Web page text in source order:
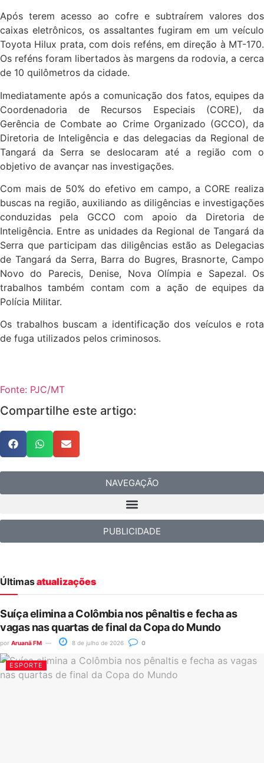
Após terem acesso ao cofre e subtraírem valores dos
caixas eletrônicos, os assaltantes fugiram em um veículo
Toyota Hilux prata, com dois reféns, em direção à MT-170.
Os reféns foram libertados às margens da rodovia, a cerca
de 10 quilômetros da cidade.
Imediatamente após a comunicação dos fatos, equipes da
Coordenadoria de Recursos Especiais (CORE), da
Gerência de Combate ao Crime Organizado (GCCO), da
Diretoria de Inteligência e das delegacias da Regional de
Tangará da Serra se deslocaram até a região com o
objetivo de avançar nas investigações.
Com mais de 50% do efetivo em campo, a CORE realiza
buscas na região, auxiliando as diligências e investigações
conduzidas pela GCCO com apoio da Diretoria de
Inteligência. Entre as unidades da Regional de Tangará da
Serra que participam das diligências estão as Delegacias
de Tangará da Serra, Barra do Bugres, Brasnorte, Campo
Novo do Parecis, Denise, Nova Olímpia e Sapezal. Os
trabalhos também contam com a ação de equipes da
Polícia Militar.
Os trabalhos buscam a identificação dos veículos e rota
de fuga utilizados pelos criminosos.
Fonte: PJC/MT
Compartilhe este artigo:
NAVEGAÇÃO
PUBLICIDADE
Últimasatualizações
Suíça elimina a Colômbia nos pênaltis e fecha as
vagas nas quartas de final da Copa do Mundo
por Aruanã FM 8 de julho de 2026 0
ESPORTE